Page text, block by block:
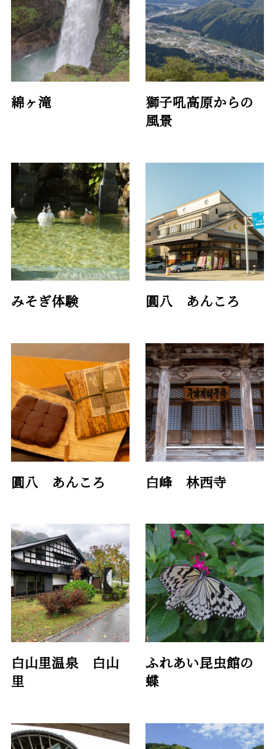
綿ヶ滝
獅子吼高原からの
風景
みそぎ体験 圓八 あんころ
圓八 あんころ 白峰 林西寺
白山里温泉 白山
里
ふれあい昆虫館の
蝶